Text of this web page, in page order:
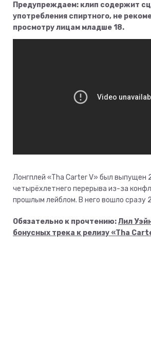
Предупреждаем: клип содержит
употребления спиртного, не
просмотру лицам младше 18.
Лонгплей «Tha Carter V» был выпущен
четырёхлетнего перерыва из-за
прошлым лейблом. В него вошло сразу
Обязательно к прочтению:Лил
бонусных трека к релизу «Tha